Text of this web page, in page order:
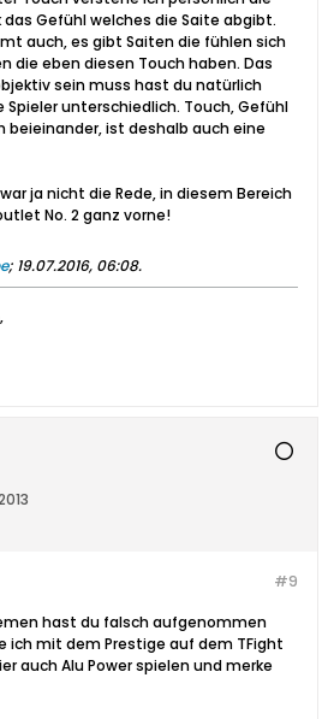
das Gefühl welches die Saite abgibt.
auch, es gibt Saiten die fühlen sich
die eben diesen Touch haben. Das
sein muss hast du natürlich
unterschiedlich. Touch, Gefühl
beieinander, ist deshalb auch eine
ja nicht die Rede, in diesem Bereich
No. 2 ganz vorne!
; 19.07.2016, 06:08.
#9
hast du falsch aufgenommen
ich mit dem Prestige auf dem TFight
auch Alu Power spielen und merke